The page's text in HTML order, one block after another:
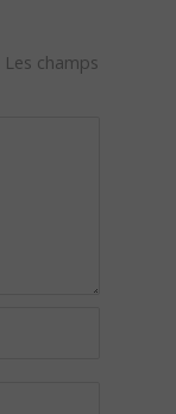
Les champs